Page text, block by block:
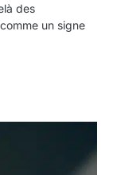
des
un signe